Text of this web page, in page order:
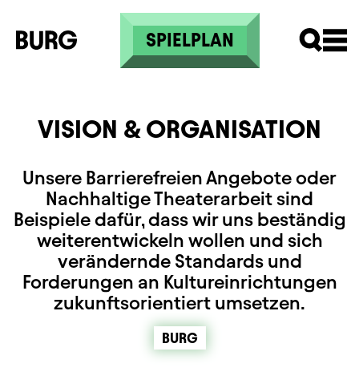
Skip to main content
SPIELPLAN
VISION & ORGANISATION
Unsere Barrierefreien Angebote oder
Nachhaltige Theaterarbeit sind
Beispiele dafür, dass wir uns beständig
weiterentwickeln wollen und sich
verändernde Standards und
Forderungen an Kultureinrichtungen
zukunftsorientiert umsetzen.
BURG